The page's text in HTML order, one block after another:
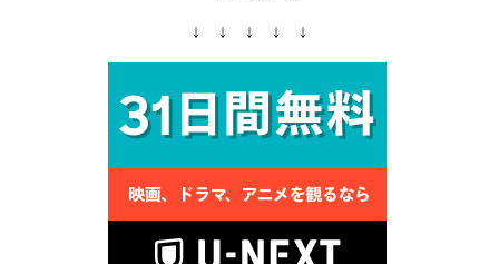
↓ ↓ ↓ ↓ ↓